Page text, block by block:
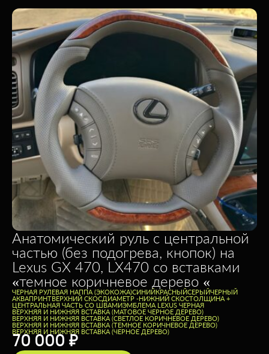
Анатомический руль с центральной
частью (без подогрева, кнопок) на
Lexus GX 470, LX470 со вставками
«темное коричневое дерево «
ЧЕРНАЯ РУЛЕВАЯ НАППА (ЭКОКОЖА)CИНИЙКРАСНЫЙСЕРЫЙЧЕРНЫЙ
АКВАПРИНТВЕРХНИЙ СКОСДИАМЕТР -НИЖНИЙ СКОСТОЛЩИНА +
ЦЕНТРАЛЬНАЯ ЧАСТЬ СО ШВАМИЭМБЛЕМА LEXUS ЧЕРНАЯ
ВЕРХНЯЯ И НИЖНЯЯ ВСТАВКА (МАТОВОЕ ЧЕРНОЕ ДЕРЕВО)
ВЕРХНЯЯ И НИЖНЯЯ ВСТАВКА (СВЕТЛОЕ КОРИЧНЕВОЕ ДЕРЕВО)
ВЕРХНЯЯ И НИЖНЯЯ ВСТАВКА (ТЕМНОЕ КОРИЧНЕВОЕ ДЕРЕВО)
ВЕРХНЯЯ И НИЖНЯЯ ВСТАВКА (ЧЕРНОЕ ДЕРЕВО)
70 000 ₽